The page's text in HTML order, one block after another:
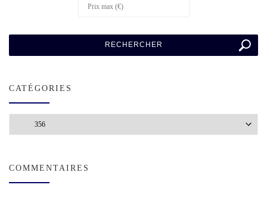
CATÉGORIES
COMMENTAIRES